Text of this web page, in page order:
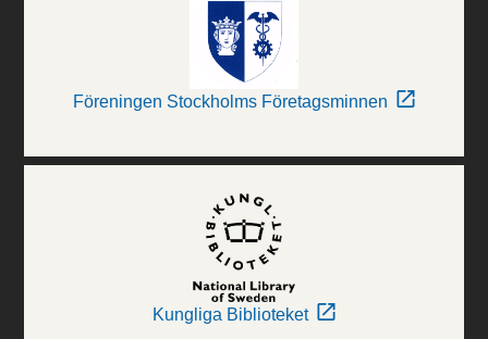
Föreningen Stockholms Företagsminnen
Kungliga Biblioteket